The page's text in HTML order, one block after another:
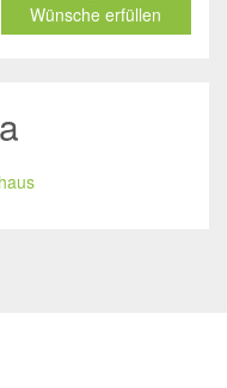
Wünsche erfüllen